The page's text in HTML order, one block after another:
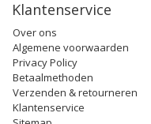
Klantenservice
Over ons
Algemene voorwaarden
Privacy Policy
Betaalmethoden
Verzenden & retourneren
Klantenservice